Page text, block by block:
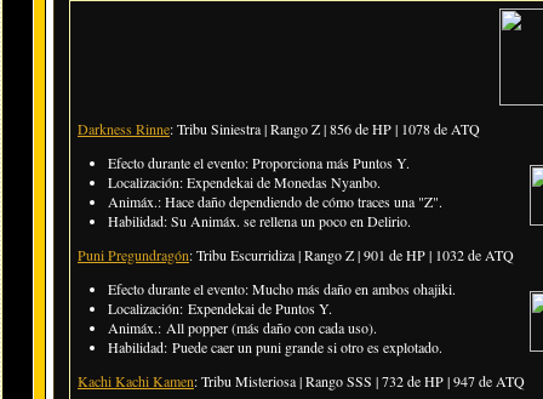
Darkness Rinne: Tribu Siniestra | Rango Z | 856 de HP | 1078 de ATQ
Efecto durante el evento: Proporciona más Puntos Y.
Localización:Expendekai de Monedas Nyanbo.
Animáx.:Hace daño dependiendo de cómo traces una "Z".
Habilidad:Su Animáx. se rellena un poco en Delirio.
Puni Pregundragón: Tribu Escurridiza | Rango Z | 901 de HP | 1032 de ATQ
Efecto durante el evento: Mucho más daño en ambos ohajiki.
Localización: Expendekai de Puntos Y.
Animáx.: All popper (más daño con cada uso).
Habilidad: Puede caer un puni grande si otro es explotado.
Kachi Kachi Kamen: Tribu Misteriosa | Rango SSS | 732 de HP | 947 de ATQ